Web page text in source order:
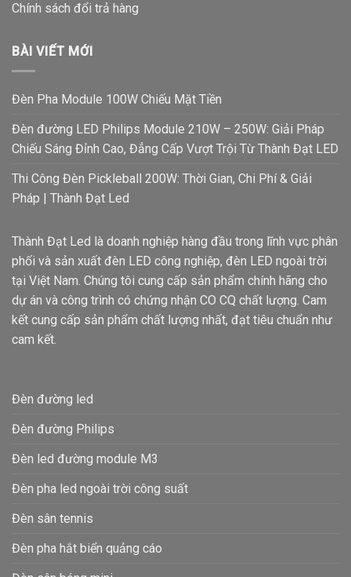
Chính sách đổi trả hàng
BÀI VIẾT MỚI
Đèn Pha Module 100W Chiếu Mặt Tiền
Đèn đường LED Philips Module 210W – 250W: Giải Pháp
Chiếu Sáng Đỉnh Cao, Đẳng Cấp Vượt Trội Từ Thành Đạt LED
Thi Công Đèn Pickleball 200W: Thời Gian, Chi Phí & Giải
Pháp | Thành Đạt Led
Thành Đạt Led là doanh nghiệp hàng đầu trong lĩnh vực phân
phối và sản xuất đèn LED công nghiệp, đèn LED ngoài trời
tại Việt Nam. Chúng tôi cung cấp sản phẩm chính hãng cho
dự án và công trình có chứng nhận CO CQ chất lượng. Cam
kết cung cấp sản phẩm chất lượng nhất, đạt tiêu chuẩn như
cam kết.
Đèn đường led
Đèn đường Philips
Đèn led đường module M3
Đèn pha led ngoài trời công suất
Đèn sân tennis
Đèn pha hắt biển quảng cáo